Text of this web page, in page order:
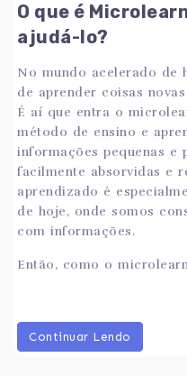
O que é
ajudá-lo?
No mundo acelerado de
de aprender coisas
É aí que entra o
método de ensino e
informações pequenas e
facilmente absorvidas e
aprendizado é
de hoje, onde somos
com informações.
Então, como o
Continuar Lendo